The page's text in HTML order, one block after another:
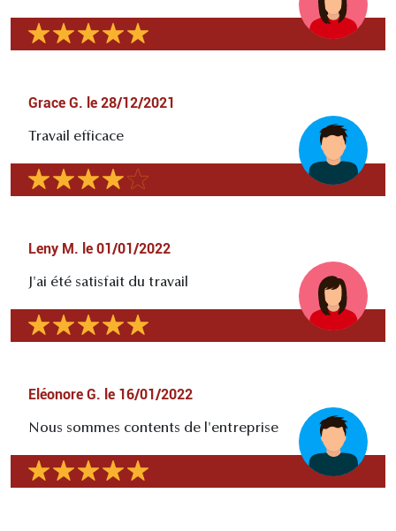
Grace G. le 28/12/2021
Travail efficace
Leny M. le 01/01/2022
J'ai été satisfait du travail
Eléonore G. le 16/01/2022
Nous sommes contents de l'entreprise